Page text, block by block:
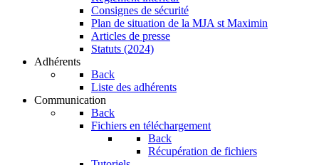
Consignes de sécurité
Plan de situation de la MJA st Maximin
Articles de presse
Statuts (2024)
Adhérents
Back
Liste des adhérents
Communication
Back
Fichiers en téléchargement
Back
Récupération de fichiers